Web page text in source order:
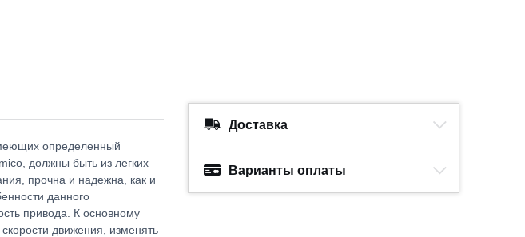
определенный
должны быть из легких
прочна и надежна, как и
данного
привода. К основному
движения, изменять
Доставка
Варианты оплаты